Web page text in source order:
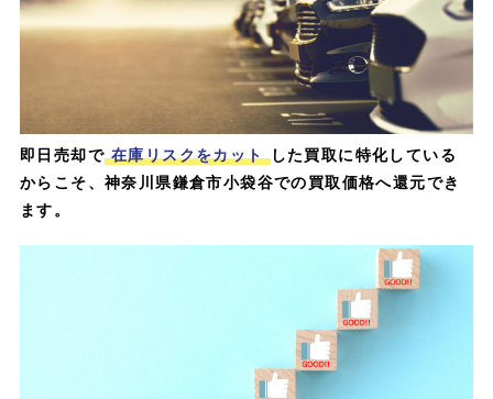
即日売却で 在庫リスクをカット した買取に特化している
からこそ、神奈川県鎌倉市小袋谷での買取価格へ還元でき
ます。